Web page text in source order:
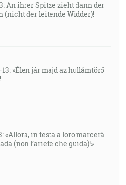
An ihrer Spitze zieht dann der
(nicht der leitende Widder)!
»Élen jár majd az hullámtörő
«Allora, in testa a loro marcerà
(non l’ariete che guida)!»